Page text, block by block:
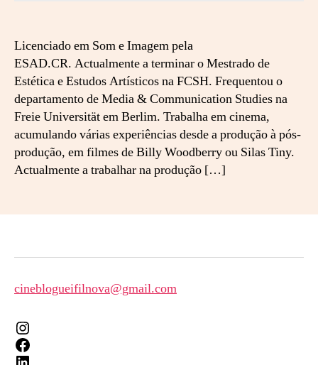
Licenciado em Som e Imagem pela
ESAD.CR. Actualmente a terminar o Mestrado de
Estética e Estudos Artísticos na FCSH. Frequentou o
departamento de Media & Communication Studies na
Freie Universität em Berlim. Trabalha em cinema,
acumulando várias experiências desde a produção à pós-
produção, em filmes de Billy Woodberry ou Silas Tiny.
Actualmente a trabalhar na produção […]
cineblogueifilnova@gmail.com
Instagram
Facebook
LinkedIn